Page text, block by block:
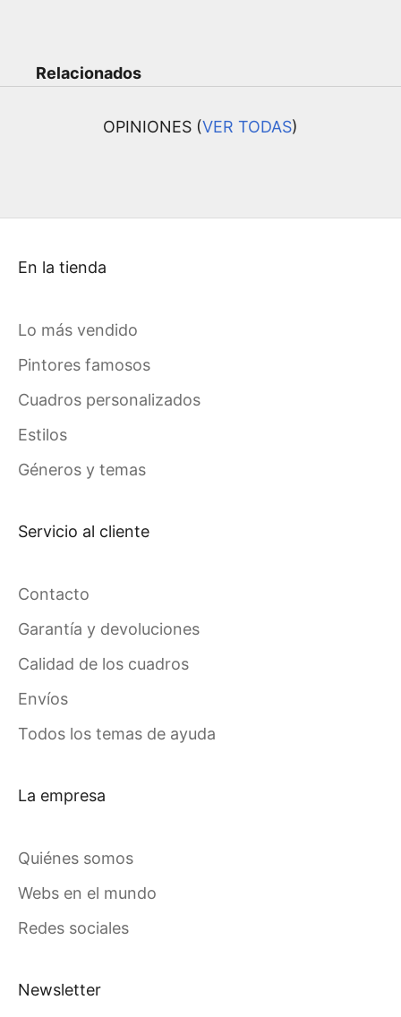
Relacionados
OPINIONES (VER TODAS)
En la tienda
Lo más vendido
Pintores famosos
Cuadros personalizados
Estilos
Géneros y temas
Servicio al cliente
Contacto
Garantía y devoluciones
Calidad de los cuadros
Envíos
Todos los temas de ayuda
La empresa
Quiénes somos
Webs en el mundo
Redes sociales
Newsletter